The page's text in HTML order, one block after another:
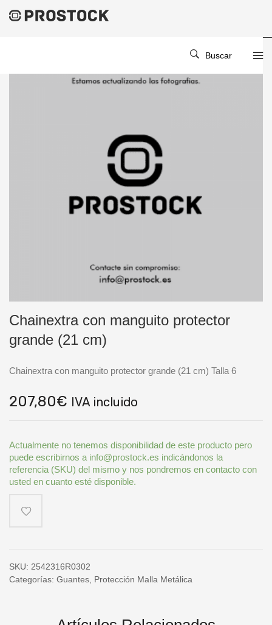
Buscar
Chainextra con manguito protector
grande (21 cm)
Chainextra con manguito protector grande (21 cm) Talla 6
207,80€ IVA incluido
Actualmente no tenemos disponibilidad de este producto pero
puede escribirnos a info@prostock.es indicándonos la
referencia (SKU) del mismo y nos pondremos en contacto con
usted en cuanto esté disponible.
SKU: 2542316R0302
Categorías: Guantes Protección Malla Metálica